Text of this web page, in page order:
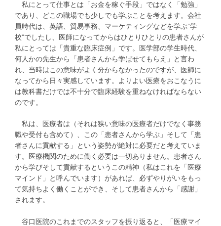
私にとって仕事とは「お金を稼ぐ手段」ではなく「勉強」
であり、どこの職場でも少しでも学ぶことを考えます。会社
員時代は、英語、貿易事務、マーケティングなどを学ぶ”学
校”でしたし、医師になってからはひとりひとりの患者さんが
私にとっては「貴重な臨床症例」です。医学部の学生時代、
何人かの先生から「患者さんから学ばせてもらえ」と言わ
れ、当時はこの意味がよく分からなかったのですが、医師に
なってから日々実感しています。よりよい医療をおこなうに
は教科書だけでは不十分で臨床経験を重ねなければならない
のです。
私は、医療者は（それは狭い意味の医療者だけでなく事務
職や受付も含めて）、この「患者さんから学ぶ」そして「患
者さんに貢献する」という姿勢が絶対に必要だと考えていま
す。医療機関のために働く必要は一切ありません。患者さん
から学びそして貢献するというこの精神（私はこれを「医療
マインド」と呼んでいます）があれば、必ずやりがいをもっ
て気持ちよく働くことができ、そして患者さんから「感謝」
されます。
谷口医院のこれまでのスタッフを振り返ると、「医療マイ